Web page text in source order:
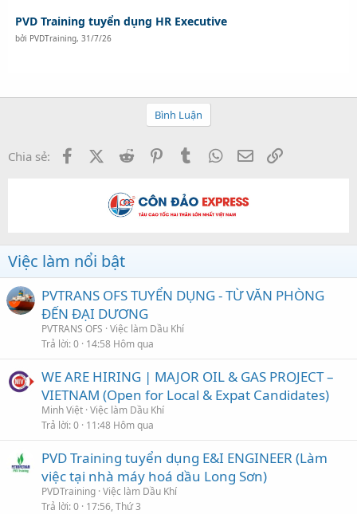
PVD Training tuyển dụng HR Executive
bởi PVDTraining, 31/7/26
Bình Luận
Chia sẻ: FacebookX (Twitter)
Reddit PinterestTumblr WhatsApp
Email
Việc làm nổi bật
PVTRANS OFS TUYỂN DỤNG - TỪ VĂN PHÒNG
ĐẾN ĐẠI DƯƠNG
PVTRANS OFS Việc làm Dầu Khí
Trả lời 0 14:58 Hôm qua
WE ARE HIRING | MAJOR OIL & GAS PROJECT –
VIETNAM (Open for Local & Expat Candidates)
Minh Việt Việc làm Dầu Khí
Trả lời 0 11:48 Hôm qua
PVD Training tuyển dụng E&I ENGINEER (Làm
việc tại nhà máy hoá dầu Long Sơn)
PVDTraining Việc làm Dầu Khí
Trả lời 0 17:56, Thứ 3